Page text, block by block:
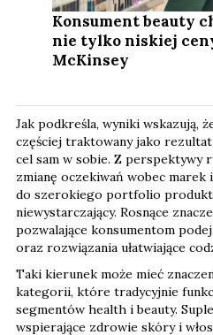
Konsument beauty
nie tylko niskiej
McKinsey
Jak podkreśla, wyniki wskazują,
częściej traktowany jako
cel sam w sobie. Z perspektywy
zmianę oczekiwań wobec marek
do szerokiego portfolio
niewystarczający. Rosnące
pozwalające konsumentom
oraz rozwiązania ułatwiające
Taki kierunek może mieć
kategorii, które tradycyjnie
segmentów health i beauty.
wspierające zdrowie skóry i